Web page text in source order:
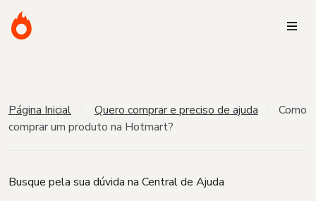
Página Inicial Quero comprar e preciso de ajuda
Como
comprar um produto na Hotmart?
Busque pela sua dúvida na Central de Ajuda